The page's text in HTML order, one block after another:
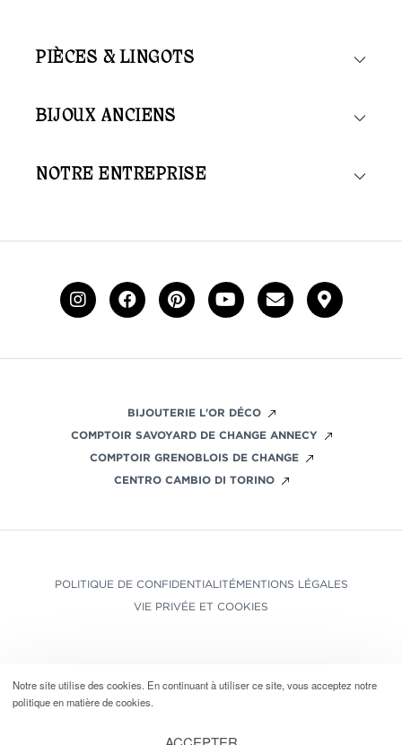
PIÈCES & LINGOTS
BIJOUX ANCIENS
NOTRE ENTREPRISE
BIJOUTERIE L'OR DÉCO
COMPTOIR SAVOYARD DE CHANGE ANNECY
COMPTOIR GRENOBLOIS DE CHANGE
CENTRO CAMBIO DI TORINO
POLITIQUE DE CONFIDENTIALITÉMENTIONS LÉGALES
VIE PRIVÉE ET COOKIES
COMPTOIR SAVOYARD DE CHANGE 2024.TOUS DROITS RÉSERVÉS.
Notre site utilise des cookies. En continuant à utiliser ce site, vous acceptez notre
politique en matière de cookies.